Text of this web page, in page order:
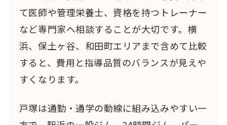
て医師や管理栄養士、資格を持つトレーナー
など専門家へ相談することが大切です。横
浜、保土ヶ谷、和田町エリアまで含めて比較
すると、費用と指導品質のバランスが見えや
すくなります。
戸塚は通勤・通学の動線に組み込みやすい一